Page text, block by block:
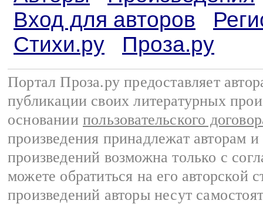
Вход для авторов
Стихи.ру
Проза.ру
Портал Проза.ру предоставляет
публикации своих литературных
основании пользовательского
произведения принадлежат авторам
произведений возможна только с
можете обратиться на его авторской
произведений авторы несут